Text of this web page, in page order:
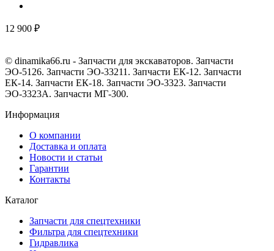
12 900 ₽
© dinamika66.ru - Запчасти для экскаваторов. Запчасти
ЭО-5126. Запчасти ЭО-33211. Запчасти ЕК-12. Запчасти
ЕК-14. Запчасти ЕК-18. Запчасти ЭО-3323. Запчасти
ЭО-3323А. Запчасти МГ-300.
Информация
О компании
Доставка и оплата
Новости и статьи
Гарантии
Контакты
Каталог
Запчасти для спецтехники
Фильтра для спецтехники
Гидравлика